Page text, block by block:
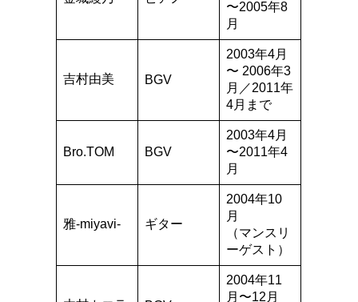
〜2005年8
月
吉村由美 BGV
2003年4月
〜 2006年3
月／2011年
4月まで
Bro.TOM BGV
2003年4月
〜2011年4
月
雅-miyavi- ギター
2004年10
月
（マンスリ
ーゲスト）
2004年11
月〜12月